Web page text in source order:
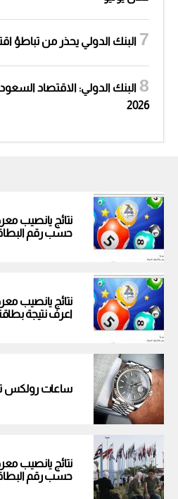
البنك الدولي يحذر من تباطؤ
2026
حسب رقم
اعرف نتيجة
ساعات رولكس
حسب رقم